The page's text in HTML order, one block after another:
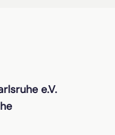
e.V.